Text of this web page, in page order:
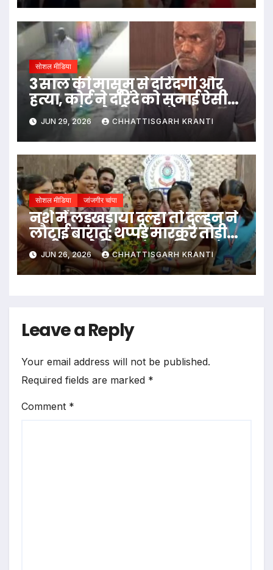
सोशल मीडिया
3 साल की मासूम से दरिंदगी और
हत्या, कोर्ट ने दरिंदे को सुनाई ऐसी
सजा, कांप उठेगी रूह
JUN 29, 2026 CHHATTISGARH KRANTI
सोशल मीडिया जांजगीर चांपा
नशे में लड़खड़ाया दूल्हा तो दुल्हन ने
लौटाई बारात: थप्पड़ मारकर तोड़ी
शादी, SP ने किया सम्मानित…
JUN 26, 2026 CHHATTISGARH KRANTI
Leave a Reply
Your email address will not be published.
Required fields are marked *
Comment *